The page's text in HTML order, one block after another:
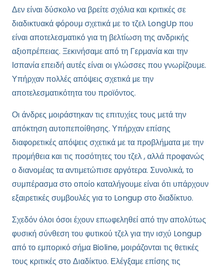
Δεν είναι δύσκολο να βρείτε σχόλια και κριτικές σε
διαδικτυακά φόρουμ σχετικά με το τζελ LongUp που
είναι αποτελεσματικό για τη βελτίωση της ανδρικής
αξιοπρέπειας. Ξεκινήσαμε από τη Γερμανία και την
Ισπανία επειδή αυτές είναι οι γλώσσες που γνωρίζουμε.
Υπήρχαν πολλές απόψεις σχετικά με την
αποτελεσματικότητα του προϊόντος.
Οι άνδρες μοιράστηκαν τις επιτυχίες τους μετά την
απόκτηση αυτοπεποίθησης. Υπήρχαν επίσης
διαφορετικές απόψεις σχετικά με τα προβλήματα με την
προμήθεια και τις ποσότητες του τζελ , αλλά προφανώς
ο διανομέας τα αντιμετώπισε αργότερα. Συνολικά, το
συμπέρασμα στο οποίο καταλήγουμε είναι ότι υπάρχουν
εξαιρετικές συμβουλές για το Longup στο διαδίκτυο.
Σχεδόν όλοι όσοι έχουν επωφεληθεί από την απολύτως
φυσική σύνθεση του φυτικού τζελ για την ισχύ Longup
από το εμπορικό σήμα Bioline, μοιράζονται τις θετικές
τους κριτικές στο Διαδίκτυο. Ελέγξαμε επίσης τις